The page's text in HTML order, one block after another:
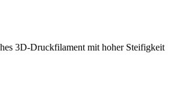
3D-Druckfilament mit hoher Steifigkeit